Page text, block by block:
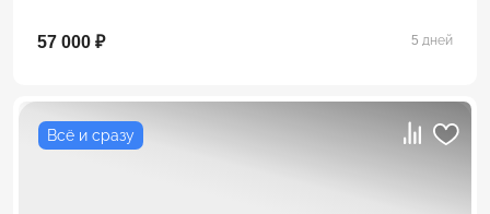
57 000 ₽ 5 дней
Всё и сразу